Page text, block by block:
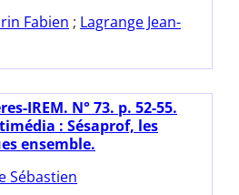
Fabien ; Lagrange Jean-
IREM. N° 73. p. 52-55.
: Sésaprof, les
ensemble.
Sébastien